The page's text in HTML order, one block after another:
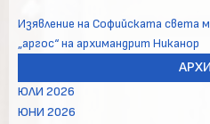
Изявление на Софийската света
„аргос“ на архимандрит Никанор
ЮЛИ 2026
ЮНИ 2026